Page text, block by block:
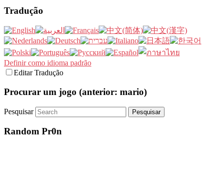
Tradução
Definir como idioma padrão
Editar Tradução
Procurar um jogo (anterior: mario)
Pesquisar
Random Pr0n